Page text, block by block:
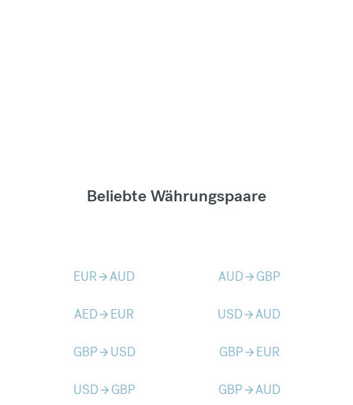
Beliebte Währungspaare
EURarrow_forwardAUD AUDarrow_forward GBP
AEDarrow_forward EUR USDarrow_forwardAUD
GBParrow_forward USD GBParrow_forward EUR
USDarrow_forward GBP GBParrow_forwardAUD